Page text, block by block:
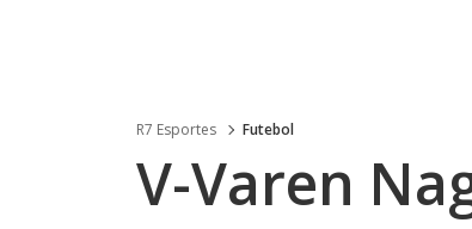
R7 Esportes Futebol
V-Varen